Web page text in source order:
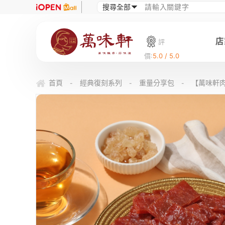
評
價:5.0 / 5.0
首頁 - 經典復刻系列 - 重量分享包 - 【萬味